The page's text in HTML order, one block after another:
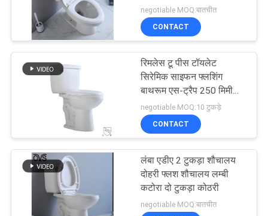
टू पीस टॉयलेट
negotiable MOQ:बातचीत
CONTACT
रिमलेस टू पीस टॉयलेट
सिरेमिक साइफन फ्लशिंग
बाथरूम एस-ट्रैप 250 मिमी
300 मिमी
negotiable MOQ:10 टुकड़े
CONTACT
लंबा एडीए 2 टुकड़ा शौचालय
दोहरी फ्लश शौचालय लम्बी
कटोरा दो टुकड़ा कोठरी
negotiable MOQ:बातचीत